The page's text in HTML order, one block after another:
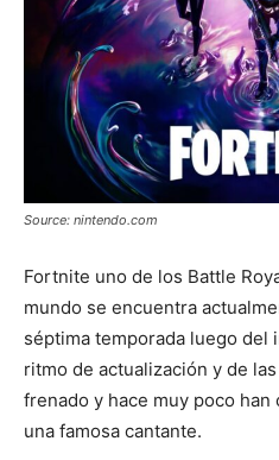
Source: nintendo.com
Fortnite uno de los Battle
mundo se encuentra
séptima temporada luego del
ritmo de actualización y de
frenado y hace muy poco
una famosa cantante.